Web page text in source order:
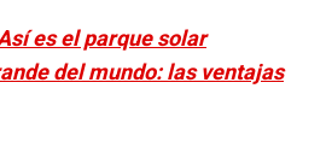
es el parque solar
del mundo: las ventajas